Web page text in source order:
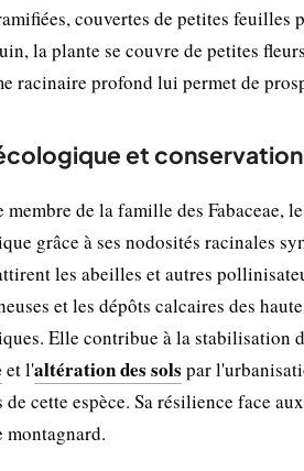
couvertes de petites feuilles
la plante se couvre de petites
racinaire profond lui permet de
et conservation
membre de la famille des
grâce à ses nodosités racinales
les abeilles et autres
et les dépôts calcaires des
Elle contribue à la stabilisation
et l'altération des sols par
cette espèce. Sa résilience face